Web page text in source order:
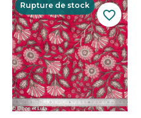
Rupture de stock
favorite_border